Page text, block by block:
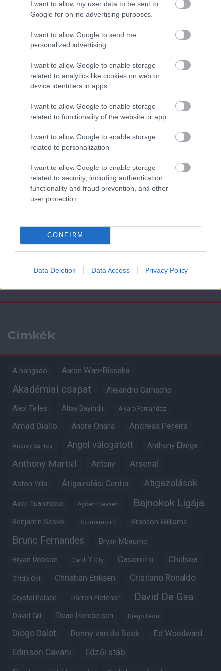
I want to allow my user data to be sent to
Google for online advertising purposes.
I want to allow Google to send me
personalized advertising.
I want to allow Google to enable storage
related to analytics like cookies on web or
device identifiers in apps.
I want to allow Google to enable storage
related to functionality of the website or app.
I want to allow Google to enable storage
related to personalization.
I want to allow Google to enable storage
related to security, including authentication
functionality and fraud prevention, and other
user protection.
CONFIRM
Data Deletion Data Access Privacy Policy
Manchester United
Nya Ullevi, Göteborg
2026-08-08 17:00
Leeds UnitedvsManchester United
AC MilanvsManchester United2026-08-15 18:00
Támogatás
Támogasd adományoddal
Címkék
A hangadó Aaron Wan-Bissaka
Akadémiai csapat Alejandro Garnacho
Alex Telles Altay Bayindir Alvaro Fernandez
Amad Diallo Andre Onana Andreas Pereira
Andrey Santos Angol válogatott Anthony Elanga
Anthony Martial Antony Arsenal
Aston Villa Átigazolási Center Átigazolások
Axel Tuanzebe Ayden Heaven Bajnokok Ligája
Benjamin Sesko Bournemouth Brandon Williams
Bruno Fernandes Bryan Mbeumo
Bryan Robson Cardiff City Casemiro Chelsea
Chido Obi Christian Eriksen Cristiano Ronaldo
Crystal Palace Darren Fletcher David De Gea
David Gill Dean Henderson Diego Leon
Diogo Dalot Donny van de Beek Ed Woodward
Edinson Cavani Edzői stáb